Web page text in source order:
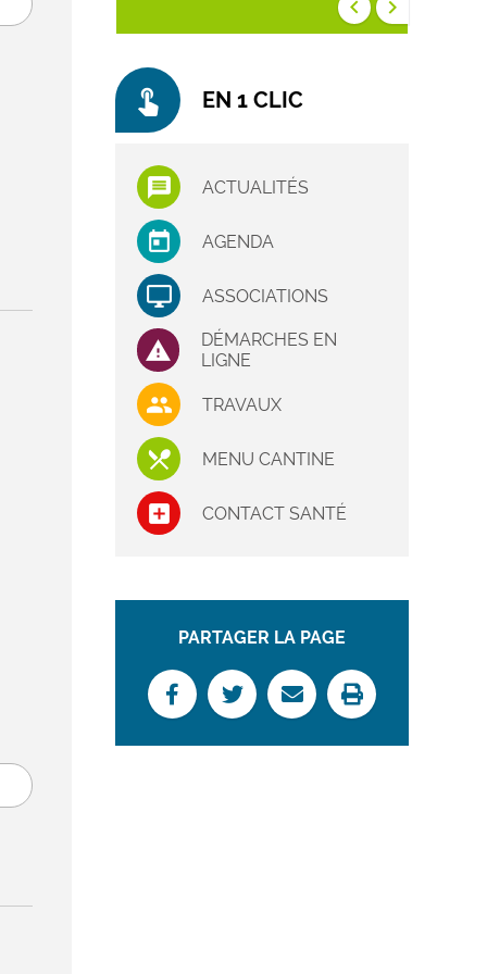
keyboard_arrow_left keyboard_arrow_right
touch_app EN 1 CLIC
ACTUALITÉS
AGENDA
ASSOCIATIONS
DÉMARCHES EN
LIGNE
TRAVAUX
MENU CANTINE
CONTACT SANTÉ
PARTAGER LA PAGE